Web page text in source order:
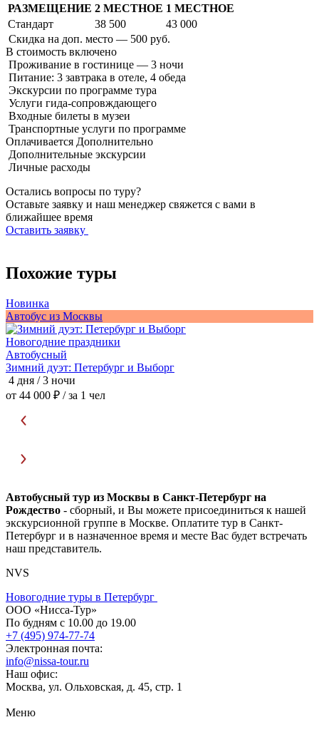
РАЗМЕЩЕНИЕ 2 МЕСТНОЕ 1 МЕСТНОЕ
Стандарт
38 500
43 000
Скидка на доп. место — 500 руб.
В стоимость включено
Проживание в гостинице — 3 ночи
Питание: 3 завтрака в отеле, 4 обеда
Экскурсии по программе тура
Услуги гида-сопровждающего
Входные билеты в музеи
Транспортные услуги по программе
Оплачивается Дополнительно
Дополнительные экскурсии
Личные расходы
Остались вопросы по туру?
Оставьте заявку и наш менеджер свяжется с вами в
ближайшее время
Оставить заявку
Похожие туры
Новинка
Автобус из Москвы
Новогодние праздники
Автобусный
Зимний дуэт: Петербург и Выборг
4 дня / 3 ночи
от 44 000 ₽ / за 1 чел
Автобусный тур из Москвы в Санкт-Петербург на
Рождество - сборный, и Вы можете присоединиться к нашей
экскурсионной группе в Москве. Оплатите тур в Санкт-
Петербург и в назначенное время и месте Вас будет встречать
наш представитель.
NVS
Новогодние туры в Петербург
ООО «Нисса-Тур»
По будням с 10.00 до 19.00
+7 (495) 974-77-74
Электронная почта:
info@nissa-tour.ru
Наш офис:
Москва, ул. Ольховская, д. 45, стр. 1
Меню